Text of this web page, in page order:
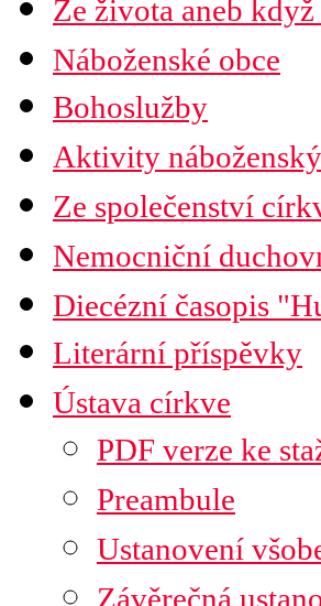
Ze života aneb
Náboženské obce
Mapa diecéze
Bohoslužby
Aktivity
Ze společenství
Nemocniční
Diecézní časopis
Předplatné
Literární příspěvky
Ústava církve
PDF verze ke
Preambule
Ustanovení
Závěrečná